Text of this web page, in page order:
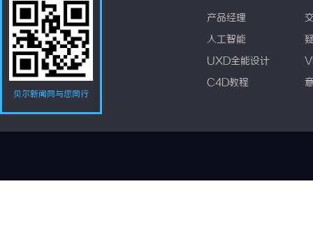
贝尔新闻网与您同行
产品经理
人工智能
UXD全能设计
C4D教程